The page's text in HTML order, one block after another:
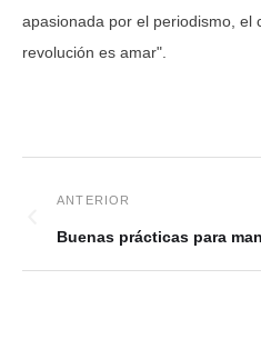
apasionada por el periodismo, el
revolución es amar".
Buenas prácticas para